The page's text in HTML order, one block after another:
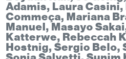
Adamis, Laura
Commeça, Mariana
Manuel, Masayo
Katterwe, Rebeccah
Hostnig, Sergio Belo,